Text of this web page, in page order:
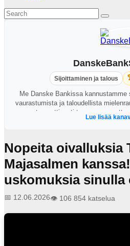
Sijoittaminen ja talous
Me Danske Bankissa
vaurastumista ja taloudellista
automaattisesti tuo onnea, mutta
itsenäisyyttä varsinkin
käsiinsä ja rakentaa taloudellista
Lue lisää
Nopeita oivalluksia
Majasalmen
uskomuksia sinulla
📅 12.06.2026👁️ 106 854 katselua